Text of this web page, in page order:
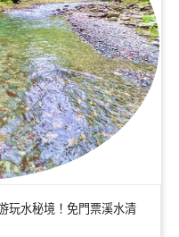
玩水秘境！免門票溪水清